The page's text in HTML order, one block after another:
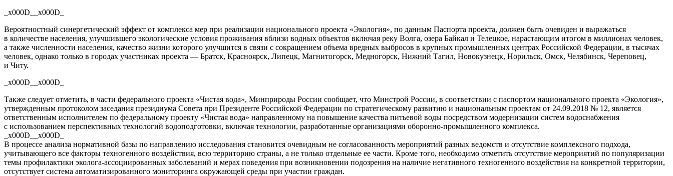
_x000D__x000D_
Вероятностный синергетический эффект от комплекса мер при реализации национального проекта «Экология», по данным Паспорта проекта, должен быть очевиден и выражаться
в количестве населения, улучшившего экологические условия проживания вблизи водных объектов включая реку Волга, озера Байкал и Телецкое, нарастающим итогом в миллионах человек,
а также численности населения, качество жизни которого улучшится в связи с сокращением объема вредных выбросов в крупных промышленных центрах Российской Федерации, в тысячах
человек, однако только в городах участниках проекта — Братск, Красноярск, Липецк, Магнитогорск, Медногорск, Нижний Тагил, Новокузнецк, Норильск, Омск, Челябинск, Череповец,
и Читу.
_x000D__x000D_
Также следует отметить, в части федерального проекта «Чистая вода», Минприроды России сообщает, что Минстрой России, в соответствии с паспортом национального проекта «Экология»,
утвержденным протоколом заседания президиума Совета при Президенте Российской Федерации по стратегическому развитию и национальным проектам от 24.09.2018 № 12, является
ответственным исполнителем по федеральному проекту «Чистая вода» направленному на повышение качества питьевой воды посредством модернизации систем водоснабжения
с использованием перспективных технологий водоподготовки, включая технологии, разработанные организациями оборонно-промышленного комплекса.
_x000D__x000D_
В процессе анализа нормативной базы по направлению исследования становится очевидным не согласованность мероприятий разных ведомств и отсутствие комплексного подхода,
учитывающего все факторы техногенного воздействия, всю территорию страны, а не только отдельные ее части. Кроме того, необходимо отметить отсутствие мероприятий по популяризации
темы профилактики эколога-ассоциированных заболеваний и мерах поведения при возникновении подозрения на наличие негативного техногенного воздействия на конкретной территории,
отсутствует система автоматизированного мониторинга окружающей среды при участии граждан.